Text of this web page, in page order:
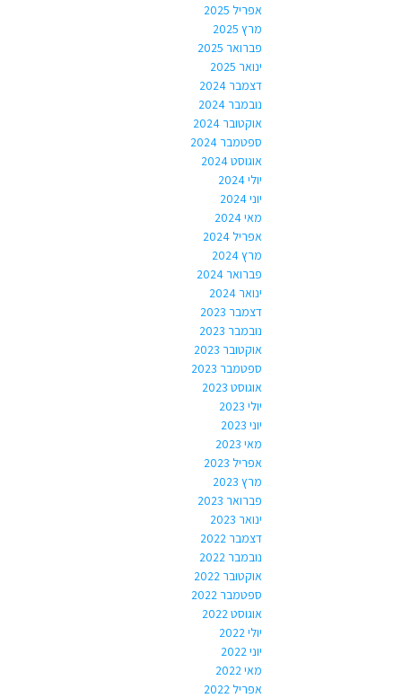
אפריל 2025
מרץ 2025
פברואר 2025
ינואר 2025
דצמבר 2024
נובמבר 2024
אוקטובר 2024
ספטמבר 2024
אוגוסט 2024
יולי 2024
יוני 2024
מאי 2024
אפריל 2024
מרץ 2024
פברואר 2024
ינואר 2024
דצמבר 2023
נובמבר 2023
אוקטובר 2023
ספטמבר 2023
אוגוסט 2023
יולי 2023
יוני 2023
מאי 2023
אפריל 2023
מרץ 2023
פברואר 2023
ינואר 2023
דצמבר 2022
נובמבר 2022
אוקטובר 2022
ספטמבר 2022
אוגוסט 2022
יולי 2022
יוני 2022
מאי 2022
אפריל 2022